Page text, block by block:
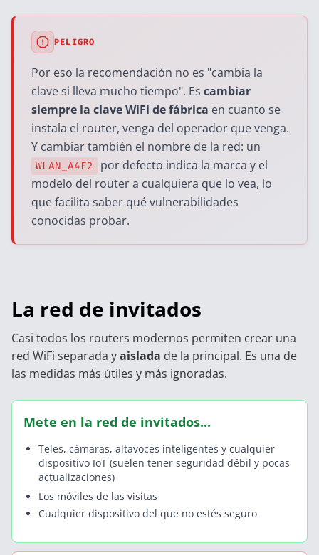
PELIGRO
Por eso la recomendación no es "cambia la
clave si lleva mucho tiempo". Es cambiar
siempre la clave WiFi de fábrica en cuanto se
instala el router, venga del operador que venga.
Y cambiar también el nombre de la red: un
WLAN_A4F2
por defecto indica la marca y el
modelo del router a cualquiera que lo vea, lo
que facilita saber qué vulnerabilidades
conocidas probar.
La red de invitados
Casi todos los routers modernos permiten crear una
red WiFi separada yaislada de la principal. Es una de
las medidas más útiles y más ignoradas.
Mete en la red de invitados...
Teles, cámaras, altavoces inteligentes y cualquier
dispositivo IoT (suelen tener seguridad débil y pocas
actualizaciones)
Los móviles de las visitas
Cualquier dispositivo del que no estés seguro